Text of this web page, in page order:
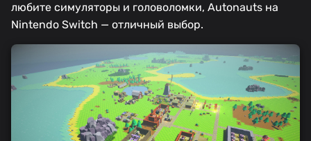
любите симуляторы и головоломки, Autonauts на
Nintendo Switch — отличный выбор.